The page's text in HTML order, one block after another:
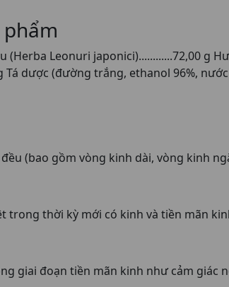
(Herba Leonuri japonici)............72,00 g
Tá dược (đường trắng, ethanol 96%,
(bao gồm vòng kinh dài, vòng kinh
trong thời kỳ mới có kinh và tiền mãn
giai đoạn tiền mãn kinh như cảm giác